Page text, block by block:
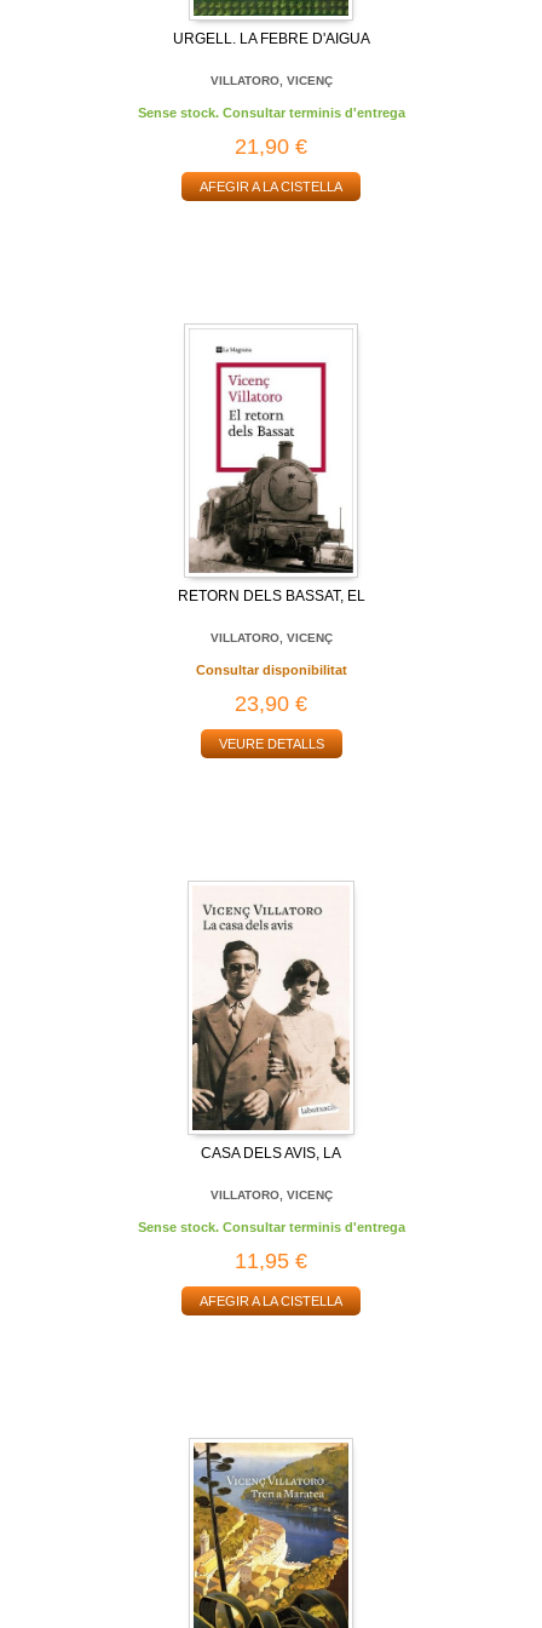
URGELL. LA FEBRE D'AIGUA
VILLATORO, VICENÇ
Sense stock. Consultar terminis d'entrega
21,90 €
AFEGIR A LA CISTELLA
RETORN DELS BASSAT, EL
VILLATORO, VICENÇ
Consultar disponibilitat
23,90 €
VEURE DETALLS
CASA DELS AVIS, LA
VILLATORO, VICENÇ
Sense stock. Consultar terminis d'entrega
11,95 €
AFEGIR A LA CISTELLA